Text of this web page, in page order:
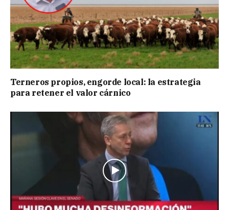
Terneros propios, engorde local: la estrategia
para retener el valor cárnico